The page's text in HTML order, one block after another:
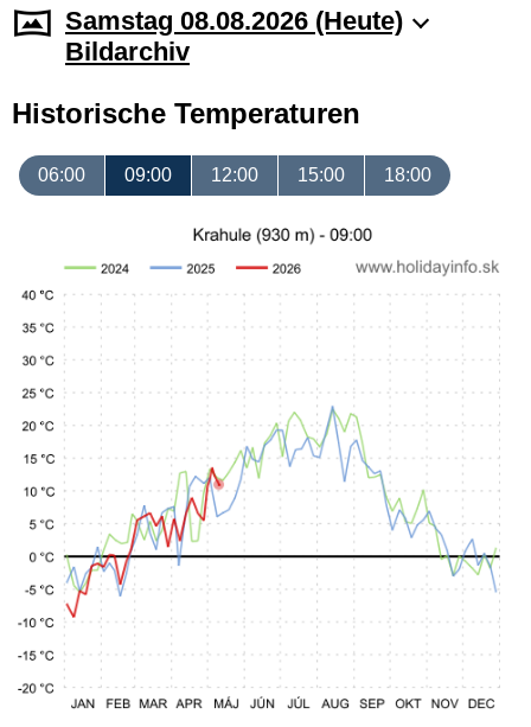
Samstag 08.08.2026 (Heute)
Bildarchiv
Historische Temperaturen
06:00 09:00 12:00 15:00 18:00